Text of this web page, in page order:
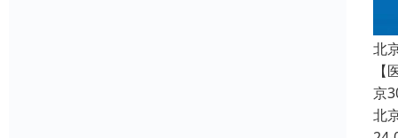
北
京
北